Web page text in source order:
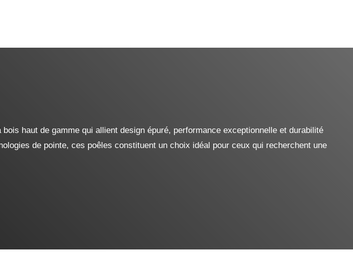
haut de gamme qui allient design épuré, performance exceptionnelle et durabilité
de pointe, ces poêles constituent un choix idéal pour ceux qui recherchent une